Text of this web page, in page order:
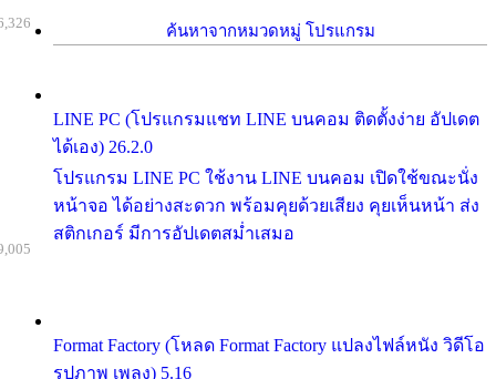
ค้นหาจากหมวดหมู่ โปรแกรม
LINE PC (โปรแกรมแชท LINE บนคอม ติดตั้งง่าย อัปเดต
ได้เอง) 26.2.0
โปรแกรม LINE PC ใช้งาน LINE บนคอม เปิดใช้ขณะนั่ง
หน้าจอ ได้อย่างสะดวก พร้อมคุยด้วยเสียง คุยเห็นหน้า ส่ง
สติกเกอร์ มีการอัปเดตสม่ำเสมอ
Format Factory (โหลด Format Factory แปลงไฟล์หนัง วิดีโอ
รูปภาพ เพลง) 5.16